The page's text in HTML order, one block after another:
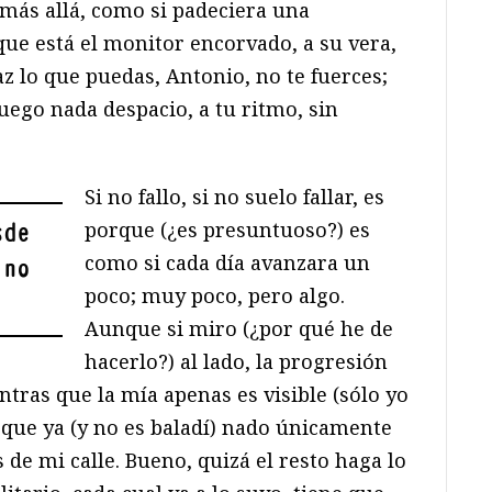
allá, como si padeciera una
está el monitor encorvado, a su vera,
lo que puedas, Antonio, no te fuerces;
nada despacio, a tu ritmo, sin
Si no fallo, si no suelo fallar, es
porque (¿es presuntuoso?) es
como si cada día avanzara un
poco; muy poco, pero algo.
Aunque si miro (¿por qué he de
hacerlo?) al lado, la progresión
que la mía apenas es visible (sólo yo
ya (y no es baladí) nado únicamente
mi calle. Bueno, quizá el resto haga lo